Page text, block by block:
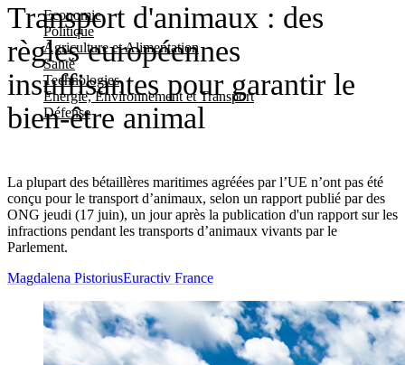
Economie
Politique
Agriculture et Alimentation
Santé
Technologies
Energie, Environnement et Transport
Défense
Transport d'animaux : des
règles européennes
insuffisantes pour garantir le
bien-être animal
La plupart des bétaillères maritimes agréées par l’UE n’ont pas été
conçu pour le transport d’animaux, selon un rapport publié par des
ONG jeudi (17 juin), un jour après la publication d'un rapport sur les
infractions pendant les transports d’animaux vivants par le
Parlement.
Magdalena PistoriusEuractiv France